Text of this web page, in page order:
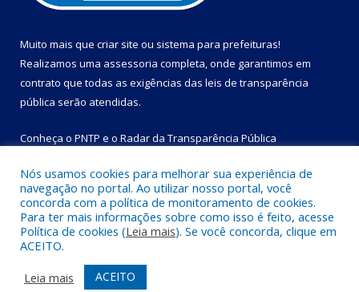
Muito mais que criar site ou sistema para prefeituras!
Realizamos uma assessoria completa, onde garantimos em
contrato que todas as exigências das leis de transparência
pública serão atendidas.
Conheça o PNTP e o Radar da Transparência Pública
Todos os direitos reservados a Prefeitura Municipal de Bom
Jesus do Tocantins.
Mapa do Site
Acessar Área Administrativa
Nós usamos cookies para melhorar sua experiência de
navegação no portal. Ao utilizar nosso portal, você
concorda com a política de monitoramento de cookies.
Para ter mais informações sobre como isso é feito, acesse
Política de cookies (Leia mais). Se você concorda, clique em
ACEITO.
Leia mais
ACEITO